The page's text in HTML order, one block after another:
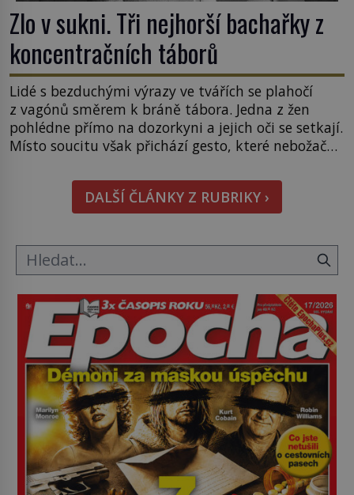
Zlo v sukni. Tři nejhorší bachařky z
koncentračních táborů
Lidé s bezduchými výrazy ve tvářích se plahočí
z vagónů směrem k bráně tábora. Jedna z žen
pohlédne přímo na dozorkyni a jejich oči se setkají.
Místo soucitu však přichází gesto, které nebožačku
Rudolf Höss (1901–1947), Josef Mengele (1911–
1979) či Heinrich Himmler (1900–1945) zná každý,
o koho se historie jen otřela. Jenže […]
DALŠÍ ČLÁNKY Z RUBRIKY ›